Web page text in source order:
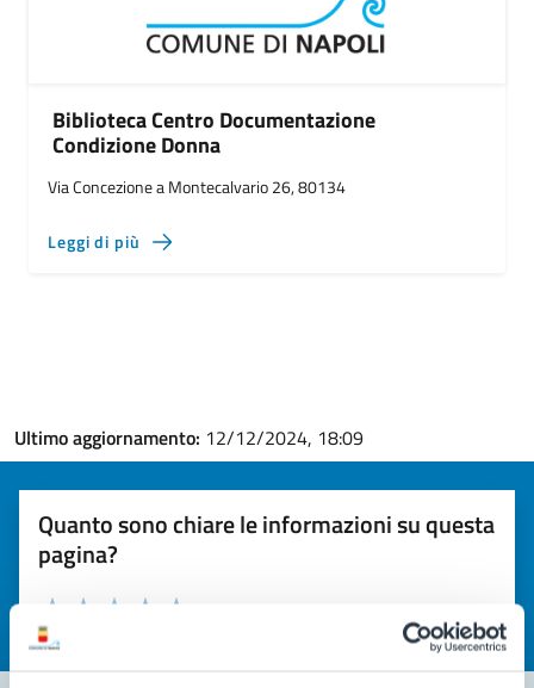
Biblioteca Centro Documentazione
Condizione Donna
Via Concezione a Montecalvario 26, 80134
Leggi di più
Ultimo aggiornamento: 12/12/2024, 18:09
Quanto sono chiare le informazioni su questa
pagina?
Valuta la chiarezza delle informazioni (da 1 a 5 stelle)
Seleziona il numero di stelle per valutare la chiarezza delle
Valuta 1 stelle su 5